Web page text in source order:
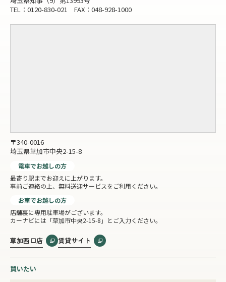
TEL：0120-830-021 FAX：048-928-1000
〒340-0016
埼玉県草加市中央2-15-8
電車でお越しの方
最寄り駅までお迎えに上がります。
事前ご連絡の上、無料送迎サービスをご利用ください。
お車でお越しの方
店舗裏に専用駐車場がございます。
カーナビには「草加市中央2-15-8」とご入力ください。
草加西口店 賃貸サイト
買いたい